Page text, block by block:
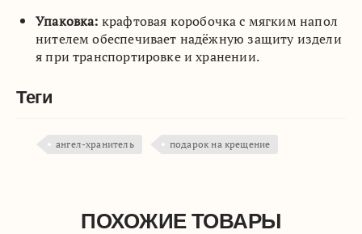
Упаковка: крафтовая коробочка с мягким напол
нителем обеспечивает надёжную защиту издели
я при транспортировке и хранении.
Теги
ангел-хранитель подарок на крещение
ПОХОЖИЕ ТОВАРЫ